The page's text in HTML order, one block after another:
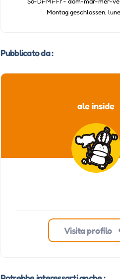
Montag geschlossen,
Pubblicato da :
ale inside
Visita profilo